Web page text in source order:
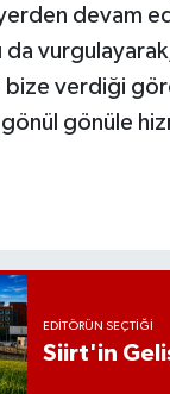
devam
da
verdiği
gönül gönüle
EDITÖRÜN SEÇTIĞI
Siirt'in